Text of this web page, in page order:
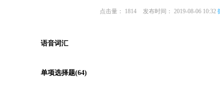
点击量： 1814 发布时间： 2019-08-06 10:32
语音词汇
单项选择题(64)